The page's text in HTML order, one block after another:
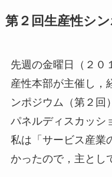
第２回生産性シ
先週の金曜日（２０
産性本部が主催し，
ンポジウム（第２回
パネルディスカッシ
私は「サービス産業
かったので，主とし